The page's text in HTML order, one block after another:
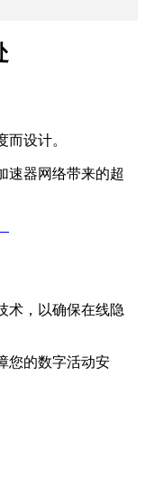
速器网络带来的超
您的数字活动安